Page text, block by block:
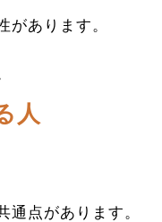
あります。
人
点があります。